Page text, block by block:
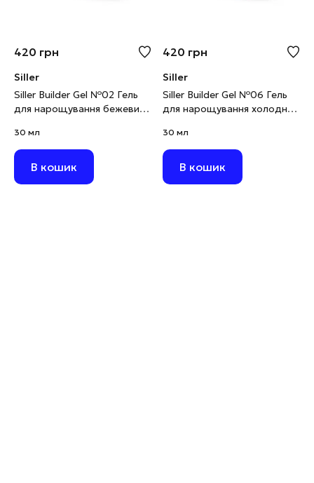
420 грн
Siller
Siller Builder Gel №02 Гель
для нарощування бежевий,
30 мл
В кошик
420 грн
Siller
Siller Builder Gel №06 Гель
для нарощування холодний
30 мл
В кошик